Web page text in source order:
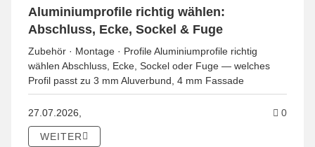
Aluminiumprofile richtig wählen:
Abschluss, Ecke, Sockel & Fuge
Zubehör · Montage · Profile Aluminiumprofile richtig
wählen Abschluss, Ecke, Sockel oder Fuge — welches
Profil passt zu 3 mm Aluverbund, 4 mm Fassade
27.07.2026, 0
WEITER